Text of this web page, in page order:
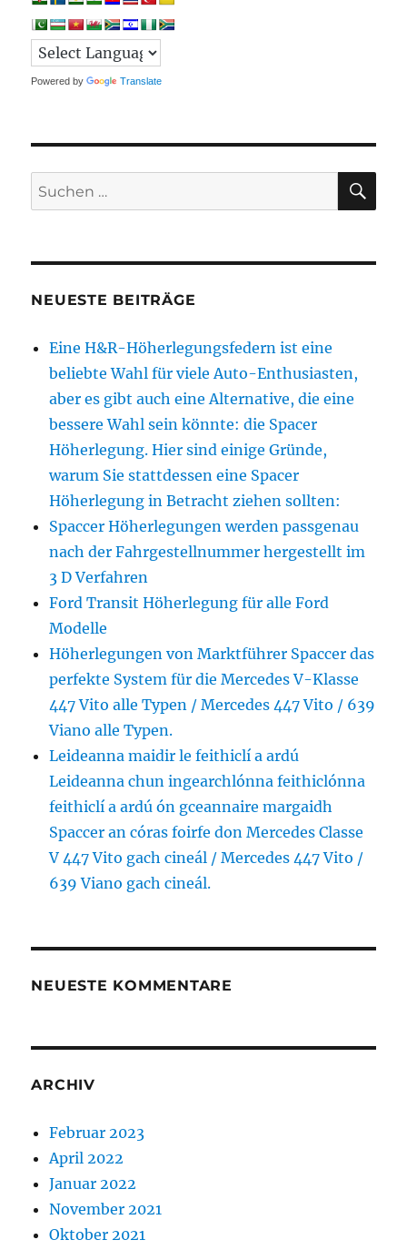
Powered by Translate
Suchen
nach:
NEUESTE BEITRÄGE
Eine H&R-Höherlegungsfedern ist eine
beliebte Wahl für viele Auto-Enthusiasten,
aber es gibt auch eine Alternative, die eine
bessere Wahl sein könnte: die Spacer
Höherlegung. Hier sind einige Gründe,
warum Sie stattdessen eine Spacer
Höherlegung in Betracht ziehen sollten:
Spaccer Höherlegungen werden passgenau
nach der Fahrgestellnummer hergestellt im
3 D Verfahren
Ford Transit Höherlegung für alle Ford
Modelle
Höherlegungen von Marktführer Spaccer das
perfekte System für die Mercedes V-Klasse
447 Vito alle Typen / Mercedes 447 Vito / 639
Viano alle Typen.
Leideanna maidir le feithiclí a ardú
Leideanna chun ingearchlónna feithiclónna
feithiclí a ardú ón gceannaire margaidh
Spaccer an córas foirfe don Mercedes Classe
V 447 Vito gach cineál / Mercedes 447 Vito /
639 Viano gach cineál.
NEUESTE KOMMENTARE
ARCHIV
Februar 2023
April 2022
Januar 2022
November 2021
Oktober 2021